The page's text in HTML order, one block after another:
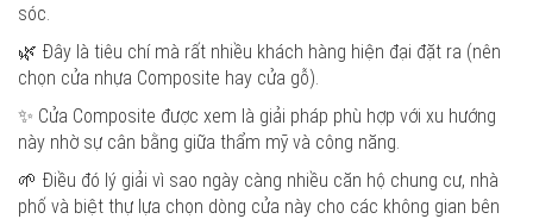
sóc.
🌿 Đây là tiêu chí mà rất nhiều khách hàng hiện đại đặt ra (nên
chọn cửa nhựa Composite hay cửa gỗ).
✨ Cửa Composite được xem là giải pháp phù hợp với xu hướng
này nhờ sự cân bằng giữa thẩm mỹ và công năng.
🌱 Điều đó lý giải vì sao ngày càng nhiều căn hộ chung cư, nhà
phố và biệt thự lựa chọn dòng cửa này cho các không gian bên